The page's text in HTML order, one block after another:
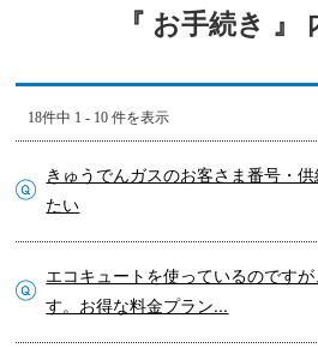
『 お手続き 』
18件中 1 - 10 件を表示
きゅうでんガスのお客さま番号・
たい
エコキュートを使っているのです
す。お得な料金プラン...